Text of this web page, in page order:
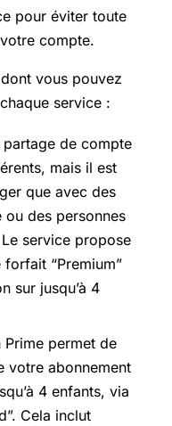
pour éviter toute
compte.
vous pouvez
service :
de compte
mais il est
que avec des
des personnes
service propose
“Premium”
sur jusqu’à 4
Prime permet de
votre abonnement
4 enfants, via
Cela inclut